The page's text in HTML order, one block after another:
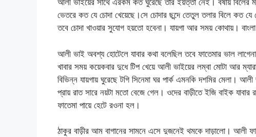
আলী ভাইয়ের সাথে এরকম কত ঘুরেছে তার ইয়ত্তা নেই। বর্ষায় বিলের
ভেতরে কত যে চোদা খেয়েছে।সে চোদার ছন্দে তেতুল তলার বিলে কত
তবে চোদা খাওয়ার সুযোগ হয়তো হবেনা। যায়গা আর সময় কোথায়।
আলী ভাই অবশ্য হোটেলে যাবার কথা বলেছিল তবে ফাতেমার ভাল
খাবার সময় কয়েকবার দুধে টিপ খেয়ে আলী ভাইয়ের লম্বা মোটা আর
বিভিন্ন যায়গায় ঘুরেছে টগি সিনেমা ঘর পার্ক এমনকি দশমির মেলা।
প্রায় রাত সারে নয়টা মতো বেজে গেল। ওদের বাড়ীতে ইজি বাইক
ফাতেমা পায়ে হেটে রওনা হল।
ঠাকুর বাড়ীর আম বাগানের সামনে এসে দুজনেই থমকে দাড়ালো। আলী